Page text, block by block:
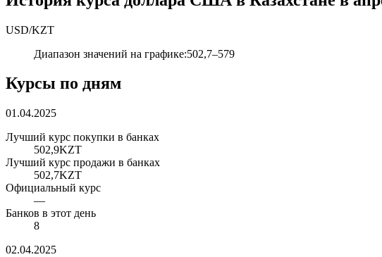
USD/KZT
Диапазон значений на графике:502,7–579
Курсы по дням
01.04.2025
Лучший курс покупки в банках
502,9KZT
Лучший курс продажи в банках
502,7KZT
Официальный курс
—
Банков в этот день
8
02.04.2025